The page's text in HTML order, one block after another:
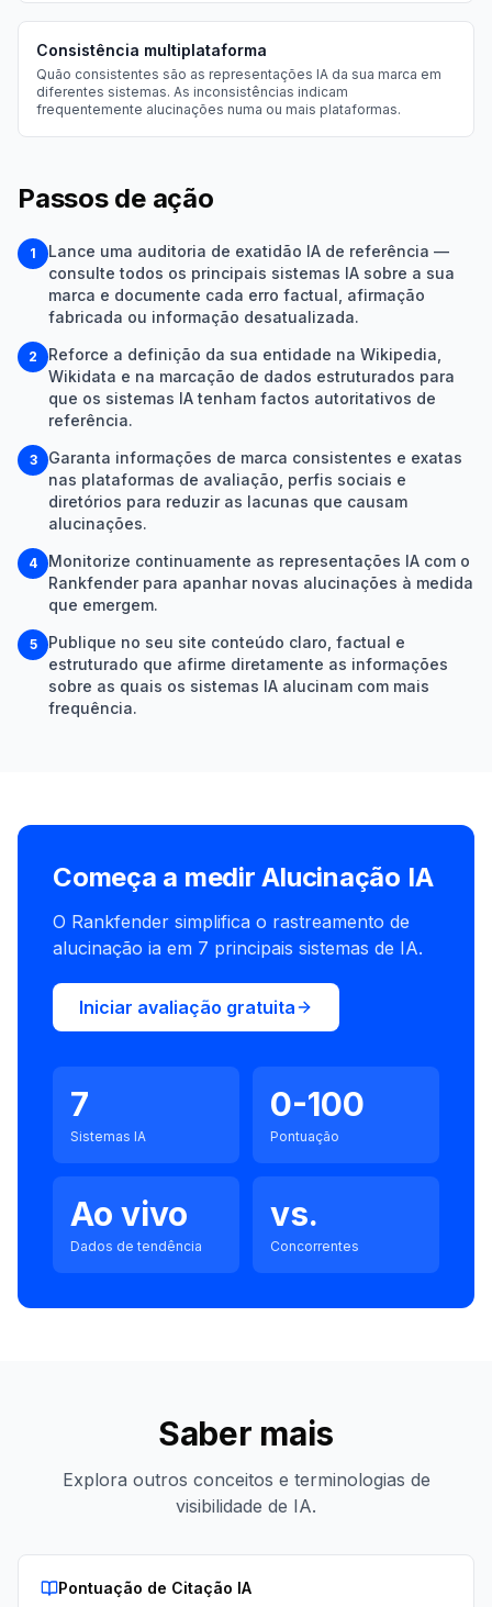
Consistência multiplataforma
Quão consistentes são as representações IA da sua marca em
diferentes sistemas. As inconsistências indicam
frequentemente alucinações numa ou mais plataformas.
Passos de ação
1
Lance uma auditoria de exatidão IA de referência —
consulte todos os principais sistemas IA sobre a sua
marca e documente cada erro factual, afirmação
fabricada ou informação desatualizada.
2
Reforce a definição da sua entidade na Wikipedia,
Wikidata e na marcação de dados estruturados para
que os sistemas IA tenham factos autoritativos de
referência.
3
Garanta informações de marca consistentes e exatas
nas plataformas de avaliação, perfis sociais e
diretórios para reduzir as lacunas que causam
alucinações.
4
Monitorize continuamente as representações IA com o
Rankfender para apanhar novas alucinações à medida
que emergem.
5
Publique no seu site conteúdo claro, factual e
estruturado que afirme diretamente as informações
sobre as quais os sistemas IA alucinam com mais
frequência.
Começa a medir Alucinação IA
O Rankfender simplifica o rastreamento de
alucinação ia em 7 principais sistemas de IA.
Iniciar avaliação gratuita
7
Sistemas IA
0-100
Pontuação
Ao vivo
Dados de tendência
vs.
Concorrentes
Saber mais
Explora outros conceitos e terminologias de
visibilidade de IA.
Pontuação de Citação IA